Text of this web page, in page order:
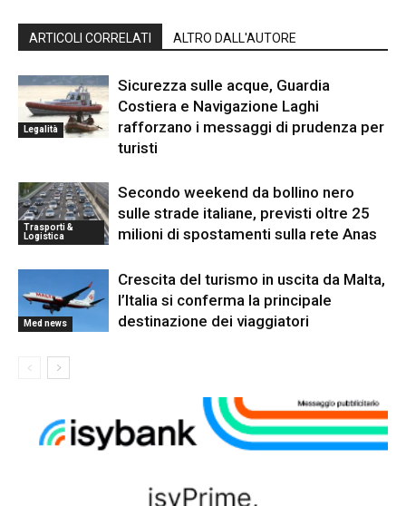
ARTICOLI CORRELATI ALTRO DALL'AUTORE
Legalità
Sicurezza sulle acque, Guardia
Costiera e Navigazione Laghi
rafforzano i messaggi di prudenza per
turisti
Trasporti &
Logistica
Secondo weekend da bollino nero
sulle strade italiane, previsti oltre 25
milioni di spostamenti sulla rete Anas
Med news
Crescita del turismo in uscita da Malta,
l’Italia si conferma la principale
destinazione dei viaggiatori